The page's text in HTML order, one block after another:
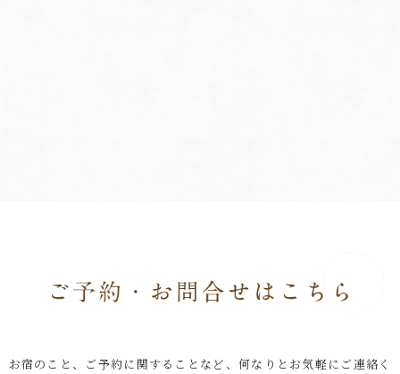
お宿のこと、ご予約に関することなど、何なりとお気軽にご連絡く